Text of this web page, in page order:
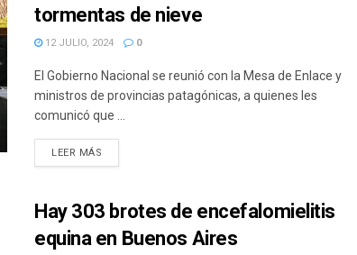
tormentas de nieve
12 JULIO, 2024 0
El Gobierno Nacional se reunió con la Mesa de Enlace y
ministros de provincias patagónicas, a quienes les
comunicó que ...
LEER MÁS
Hay 303 brotes de encefalomielitis
equina en Buenos Aires